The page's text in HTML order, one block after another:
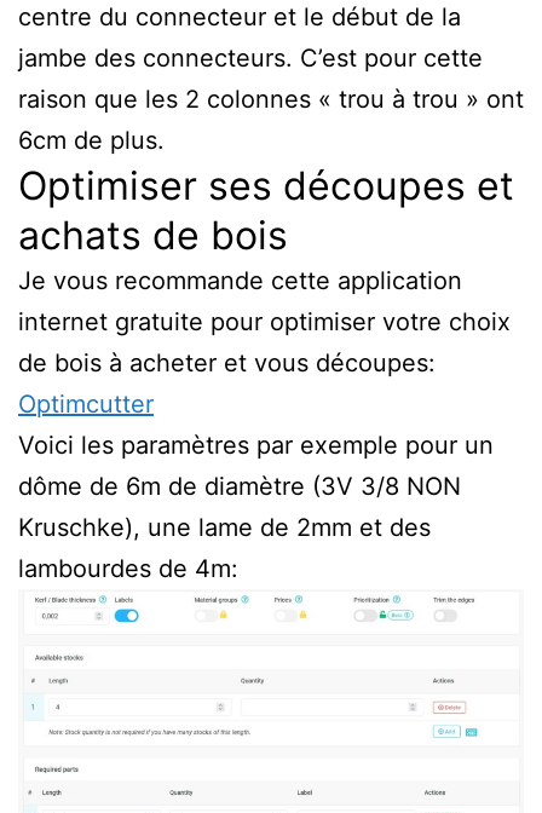
centre du connecteur et le début de la
jambe des connecteurs. C’est pour cette
raison que les 2 colonnes « trou à trou » ont
6cm de plus.
Optimiser ses découpes et
achats de bois
Je vous recommande cette application
internet gratuite pour optimiser votre choix
de bois à acheter et vous découpes:
Optimcutter
Voici les paramètres par exemple pour un
dôme de 6m de diamètre (3V 3/8 NON
Kruschke), une lame de 2mm et des
lambourdes de 4m: